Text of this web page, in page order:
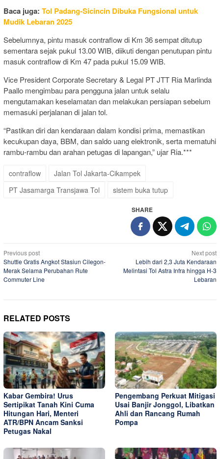
Baca juga: Tol Padang-Sicincin Dibuka Fungsional untuk
Mudik Lebaran 2025
Sebelumnya, pintu masuk contraflow di Km 36 sempat ditutup
sementara sejak pukul 13.00 WIB, diikuti dengan penutupan pintu
masuk contraflow di Km 47 pada pukul 15.09 WIB.
Vice President Corporate Secretary & Legal PT JTT Ria Marlinda
Paallo mengimbau para pengguna jalan untuk selalu
mengutamakan keselamatan dan melakukan persiapan sebelum
memasuki perjalanan di jalan tol.
“Pastikan diri dan kendaraan dalam kondisi prima, memastikan
kecukupan daya, BBM, dan saldo uang elektronik, serta mematuhi
rambu-rambu dan arahan petugas di lapangan,” ujar Ria.***
contraflow
Jalan Tol Jakarta-Cikampek
PT Jasamarga Transjawa Tol
sistem buka tutup
SHARE
Post
navigation
Previous post
Shuttle Gratis Angkot Stasiun Cilegon-
Merak Selama Perubahan Rute
Commuter Line
Next post
Lebih dari 2,3 Juta Kendaraan
Melintasi Tol Astra Infra hingga H-3
Lebaran
RELATED POSTS
Kabar Gembira! Urus
Sertipikat Tanah Kini Cuma
Hitungan Hari, Menteri
ATR/BPN Ancam Sanksi
Petugas Nakal
Pengembang Perkuat Mitigasi
Usai Banjir Jonggol, Libatkan
Ahli dan Rancang Rumah
Pompa